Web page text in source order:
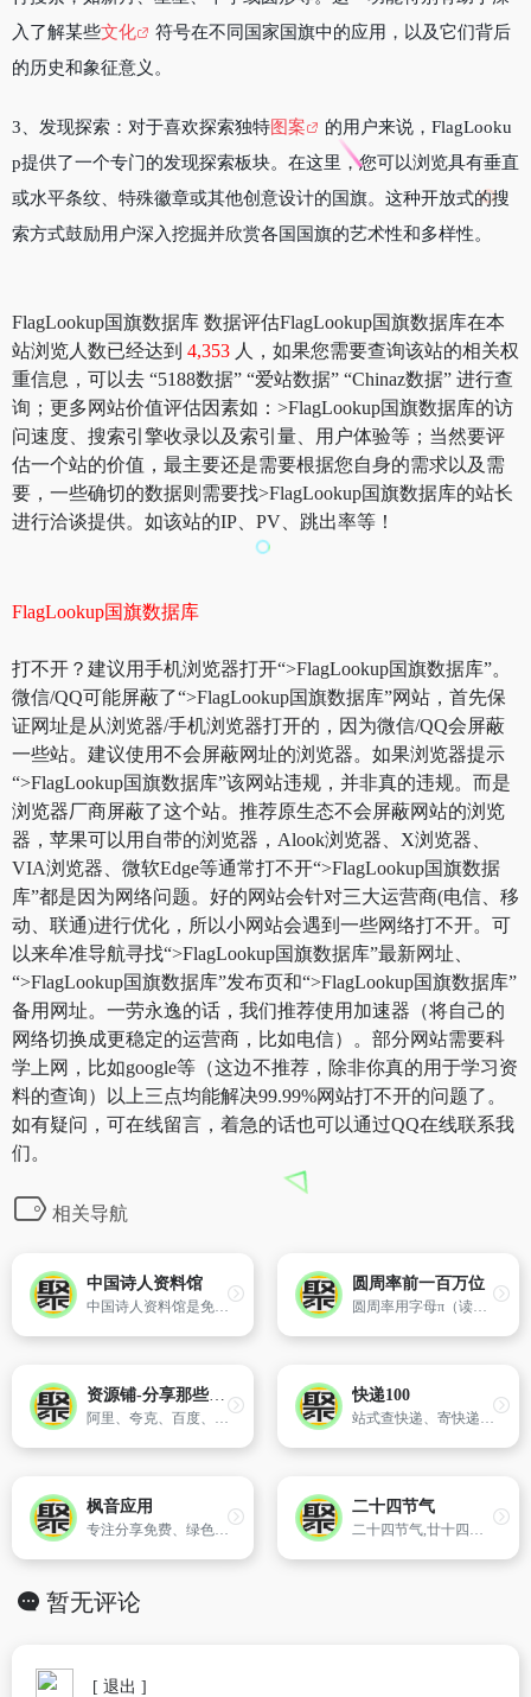
入了解某些文化
符号在不同国家国旗中的应用，以及它们背后
的历史和象征意义。
3、发现探索：对于喜欢探索独特图案
的用户来说，FlagLooku
p提供了一个专门的发现探索板块。在这里，您可以浏览具有垂直
或水平条纹、特殊徽章或其他创意设计的国旗。这种开放式的搜
索方式鼓励用户深入挖掘并欣赏各国国旗的艺术性和多样性。
FlagLookup国旗数据库 数据评估FlagLookup国旗数据库在本
站浏览人数已经达到 4,353 人，如果您需要查询该站的相关权
重信息，可以去 “5188数据” “爱站数据” “Chinaz数据” 进行查
询；更多网站价值评估因素如：>FlagLookup国旗数据库的访
问速度、搜索引擎收录以及索引量、用户体验等；当然要评
估一个站的价值，最主要还是需要根据您自身的需求以及需
要，一些确切的数据则需要找>FlagLookup国旗数据库的站长
进行洽谈提供。如该站的IP、PV、跳出率等！
FlagLookup国旗数据库
打不开？建议用手机浏览器打开“>FlagLookup国旗数据库”。
微信/QQ可能屏蔽了“>FlagLookup国旗数据库”网站，首先保
证网址是从浏览器/手机浏览器打开的，因为微信/QQ会屏蔽
一些站。建议使用不会屏蔽网址的浏览器。如果浏览器提示
“>FlagLookup国旗数据库”该网站违规，并非真的违规。而是
浏览器厂商屏蔽了这个站。推荐原生态不会屏蔽网站的浏览
器，苹果可以用自带的浏览器，Alook浏览器、X浏览器、
VIA浏览器、微软Edge等通常打不开“>FlagLookup国旗数据
库”都是因为网络问题。好的网站会针对三大运营商(电信、移
动、联通)进行优化，所以小网站会遇到一些网络打不开。可
以来牟准导航寻找“>FlagLookup国旗数据库”最新网址、
“>FlagLookup国旗数据库”发布页和“>FlagLookup国旗数据库”
备用网址。一劳永逸的话，我们推荐使用加速器（将自己的
网络切换成更稳定的运营商，比如电信）。部分网站需要科
学上网，比如google等（这边不推荐，除非你真的用于学习资
料的查询）以上三点均能解决99.99%网站打不开的问题了。
如有疑问，可在线留言，着急的话也可以通过QQ在线联系我
们。
相关导航
中国诗人资料馆
中国诗人资料馆是免费提供中国诗歌作品的网络资料库及在线阅读公益图书馆。收藏有古今中外数万名诗人的数十万首诗歌作品。
圆周率前一百万位
圆周率用字母π（读作pài）表示，是一个常数（约等于 3.141592654），是代表圆周长和直径的比值。它是一个无理数，即无限不循环小数。
资源铺-分享那些有用的东西
阿里、夸克、百度、迅雷等网盘资源和网站链接分享站
快递100
站式查快递、寄快递信息服务平台。支持全球1500+快递公司单号查询、价格查询、时效查询；支持商家寄件、寄快递，国际快递、同城快递、大件物流；提供企业级快递查询API接口、电子面单API接口、寄件API接口
枫音应用
专注分享免费、绿色、无毒、无捆绑的实用软件资源！
二十四节气
二十四节气,廿十四节气,24节气时间表以及24节气歌,二十四节气分别是：立春、雨水、惊蛰、春分、清明、谷雨、立夏、小满、芒种、夏至、小暑、大暑、立秋、处暑、白露、秋分、寒露、霜降、立冬、小雪、大雪、冬至、小寒、大寒。24节气英文:The 24 Solar Terms.
暂无评论
[ 退出 ]